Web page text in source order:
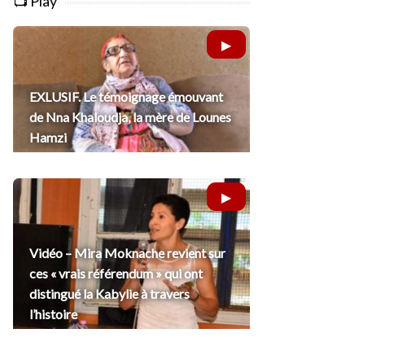
EXLUSIF. Le témoignage émouvant
de Nna Khaloudja, la mère de Lounes
Hamzi
Vidéo – Mira Moknache revient sur
ces « vrais référendum » qui ont
distingué la Kabylie à travers
l’histoire